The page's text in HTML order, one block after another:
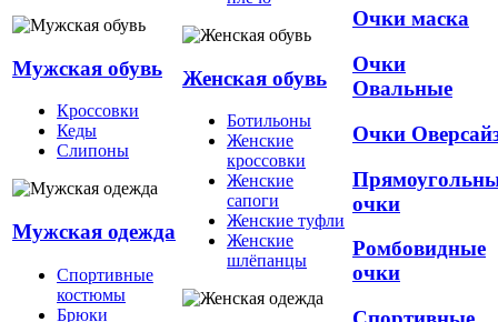
Мужская обувь
Кроссовки
Кеды
Слипоны
Мужская одежда
Спортивные
костюмы
Брюки
Женская обувь
Ботильоны
Женские
кроссовки
Женские
сапоги
Женские туфли
Женские
шлёпанцы
Очки маска
Очки
Овальные
Очки
очки
Ромбовидные
очки